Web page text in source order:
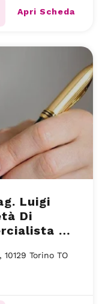
Apri Scheda
Luigi
Di
–
Torino TO